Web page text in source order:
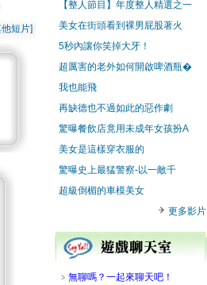
他短片]
【整人節目】年度整人精選之一
美女在街頭看到裸男屁股著火
5秒內讓你笑掉大牙！
超厲害的老外如何開啟啤酒瓶�
我也能飛
再缺德也不過如此的惡作劇
驚曝餐飲店竟用未成年女孩扮A
美女是這樣穿衣服的
驚曝史上最猛警察-以一敵千
超級倒楣的車模美女
更多影片
﹥ 無聊嗎？一起來聊天吧！